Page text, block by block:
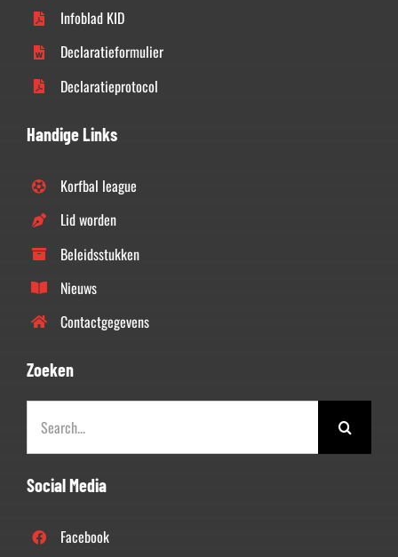
Infoblad KID
Declaratieformulier
Declaratieprotocol
Handige Links
Korfbal league
Lid worden
Beleidsstukken
Nieuws
Contactgegevens
Zoeken
naar:
Social Media
Facebook